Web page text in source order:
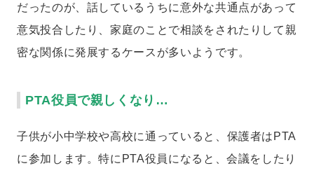
だったのが、話しているうちに意外な共通点があって
意気投合したり、家庭のことで相談をされたりして親
密な関係に発展するケースが多いようです。
PTA役員で親しくなり…
子供が小中学校や高校に通っていると、保護者はPTA
に参加します。特にPTA役員になると、会議をしたり